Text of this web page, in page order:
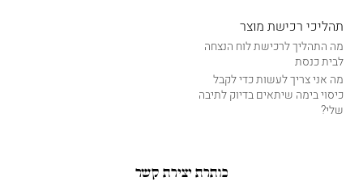
תהליכי רכישת מוצר
מה התהליך לרכישת לוח הנצחה
לבית כנסת
מה אני צריך לעשות כדי לקבל
כיסוי בימה שיתאים בדיוק לתיבה
שלי?
כותרת יצירת קשר